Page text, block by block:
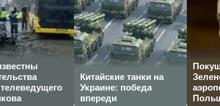
Китайские танки на
Украине: победа
впереди